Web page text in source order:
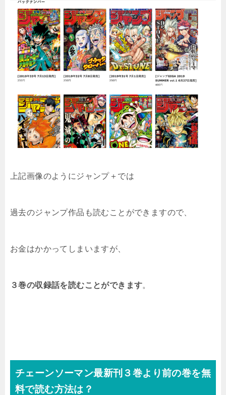
上記画像のようにジャンプ＋では
過去のジャンプ作品 も読むことができますので、
お金はかかってしまいますが、
３巻の収録話を読むことができます。
チェーンソーマン最新刊３巻より前の巻を無
料で読む方法は？